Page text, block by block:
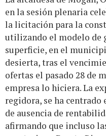
en la sesión plenaria
la licitación para la
utilizando el modelo de
superficie, en el
desierta, tras el
ofertas el pasado 28 de
empresa lo hiciera. La
regidora, se ha centrado
de ausencia de
afirmando que incluso